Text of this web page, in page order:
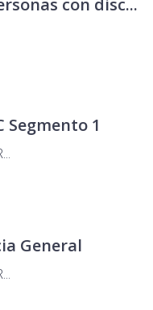
con disc...
Segmento 1
General